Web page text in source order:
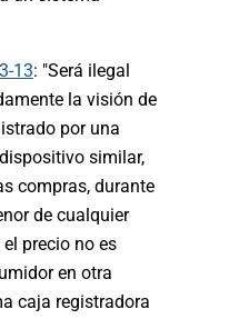
13: "Será ilegal
la visión de
por una
similar,
compras, durante
de cualquier
precio no es
en otra
caja registradora